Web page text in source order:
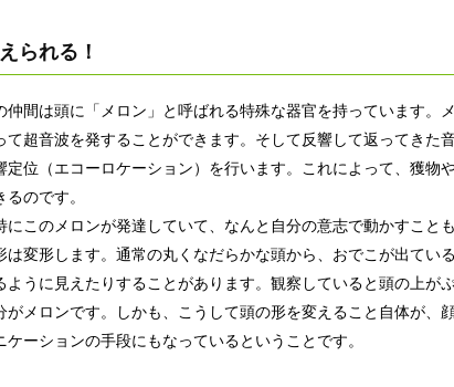
られる！
仲間は頭に「メロン」と呼ばれる特殊な器官を持っています。
て超音波を発することができます。そして反響して返ってきた
定位（エコーロケーション）を行います。これによって、獲物
のです。
にこのメロンが発達していて、なんと自分の意志で動かすこと
は変形します。通常の丸くなだらかな頭から、おでこが出てい
ように見えたりすることがあります。観察していると頭の上が
がメロンです。しかも、こうして頭の形を変えること自体が、
ケーションの手段にもなっているということです。